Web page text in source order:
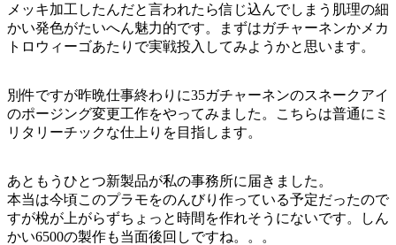
メッキ加工したんだと言われたら信じ込んでしまう肌理の細
かい発色がたいへん魅力的です。まずはガチャーネンかメカ
トロウィーゴあたりで実戦投入してみようかと思います。
別件ですが昨晩仕事終わりに35ガチャーネンのスネークアイ
のポージング変更工作をやってみました。こちらは普通にミ
リタリーチックな仕上りを目指します。
あともうひとつ新製品が私の事務所に届きました。
本当は今頃このプラモをのんびり作っている予定だったので
すが梲が上がらずちょっと時間を作れそうにないです。しん
かい6500の製作も当面後回しですね。。。